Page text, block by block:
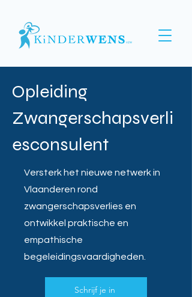
Opleiding
Zwangerschapsverli
esconsulent
Versterk het nieuwe netwerk in
Vlaanderen rond
zwangerschapsverlies en
ontwikkel praktische en
empathische
begeleidingsvaardigheden.
Schrijf je in